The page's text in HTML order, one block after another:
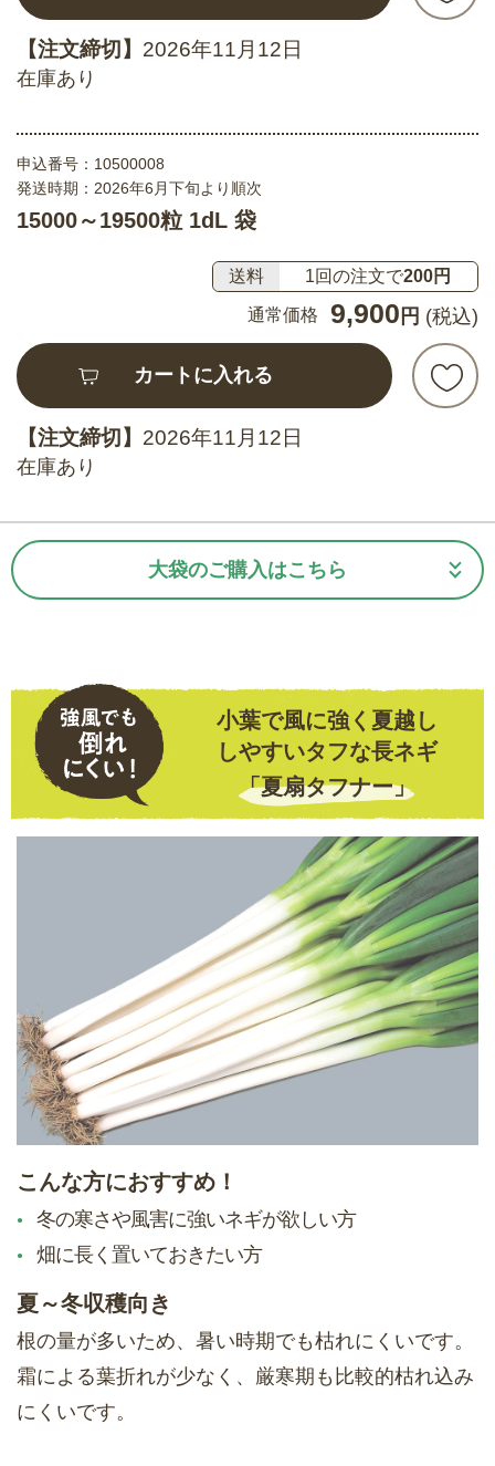
【注文締切】 2026年11月12日
在庫あり
申込番号： 10500008
発送時期：2026年6月下旬より順次
15000～19500粒 1dL 袋
送料 1回の注文で200円
通常価格 9,900 円 (税込)
カートに入れる
【注文締切】 2026年11月12日
在庫あり
大袋のご購入はこちら
小葉で風に強く夏越し
しやすいタフな長ネギ
「夏扇タフナー」
こんな方におすすめ！
冬の寒さや風害に強いネギが欲しい方
畑に長く置いておきたい方
夏～冬収穫向き
根の量が多いため、暑い時期でも枯れにくいです。
霜による葉折れが少なく、厳寒期も比較的枯れ込み
にくいです。